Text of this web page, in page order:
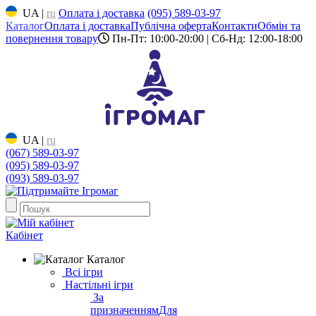
UA | ru Оплата і доставка (095) 589-03-97
КаталогОплата і доставкаПублічна офертаКонтактиОбмін та
повернення товару
Пн-Пт: 10:00-20:00 | Сб-Нд: 12:00-18:00
UA | ru
(067) 589-03-97
(095) 589-03-97
(093) 589-03-97
Кабінет
Каталог
Всі ігри
Настільні ігри
За
призначеннямДля